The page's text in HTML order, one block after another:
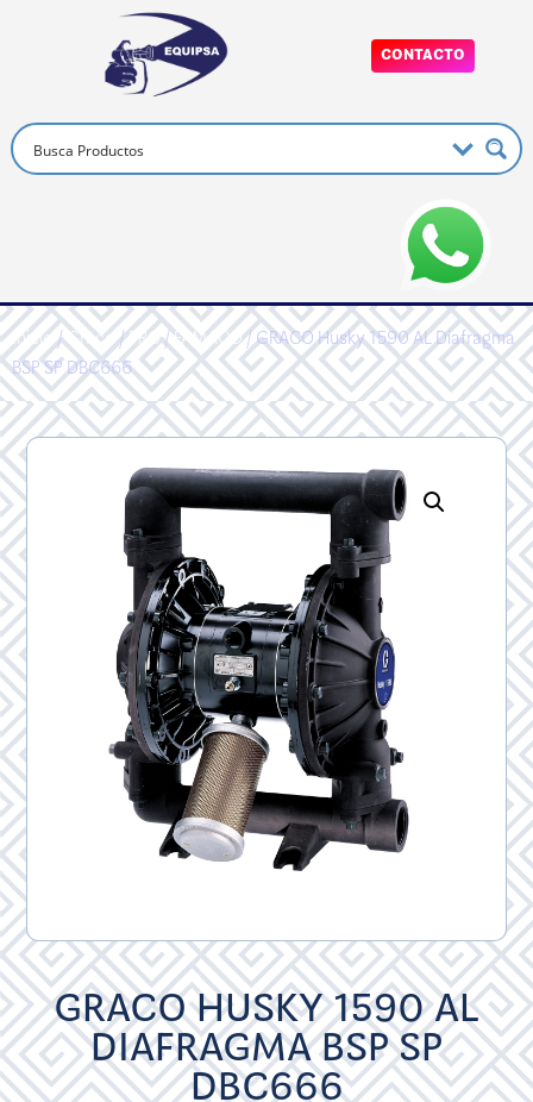
CONTACTO
Inicio/Graco/PRO/FAMAOD/ GRACO Husky 1590 AL Diafragma
BSP SP DBC666
GRACO HUSKY 1590 AL
DIAFRAGMA BSP SP
DBC666